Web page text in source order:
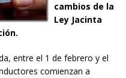
cambios de la
Ley Jacinta
entre el 1 de febrero y el
comienzan a